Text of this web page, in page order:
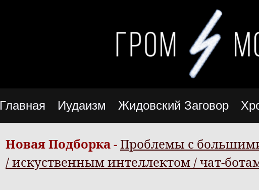
Главная Иудаизм Жидовский Заговор
Новая Подборка - Проблемы с
/ искуственным интеллектом / чат-